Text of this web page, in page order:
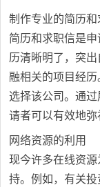
制作专业的简历和
简历和求职信是
历清晰明了，突
融相关的项目经
选择该公司。通
请者可以有效地弥
网络资源的利用
现今许多在线资
持。例如，有关